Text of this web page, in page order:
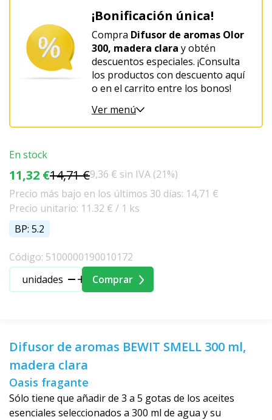
¡Bonificación única!
Compra Difusor de aromas Olor
300, madera clara y obtén
descuentos especiales. ¡Consulta
los productos con descuento aquí
o en el carrito entre los bonos!
Ver menú
En stock
11,32 €14,71 €9,36 € sin IVA (21%)
Precio más bajo en los últimos 30 días: 14,71 €
Precio unitario: 11.32 € / 1 ks
BP: 5.2
Código: 5100000190010172
unidades
Comprar
Difusor de aromas BEWIT SMELL 300 ml,
madera clara
Oasis fragante
Sólo tiene que añadir de 3 a 5 gotas de los aceites
esenciales seleccionados a 300 ml de agua y su